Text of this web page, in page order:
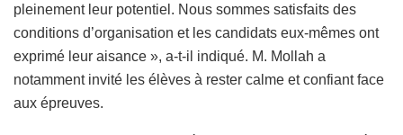
pleinement leur potentiel. Nous sommes satisfaits des
conditions d’organisation et les candidats eux-mêmes ont
exprimé leur aisance », a-t-il indiqué. M. Mollah a
notamment invité les élèves à rester calme et confiant face
aux épreuves.